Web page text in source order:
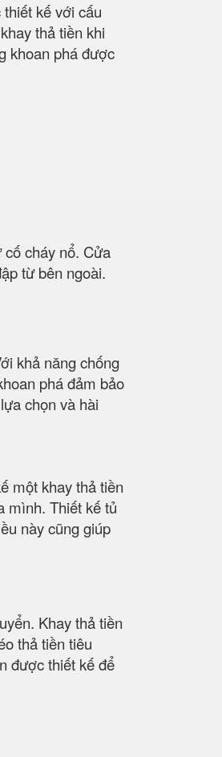
kế với cấu
thả tiền khi
khoan phá được
cháy nổ. Cửa
từ bên ngoài.
khả năng chống
phá đảm bảo
chọn và hài
một khay thả tiền
mình. Thiết kế tủ
này cũng giúp
Khay thả tiền
thả tiền tiêu
được thiết kế để